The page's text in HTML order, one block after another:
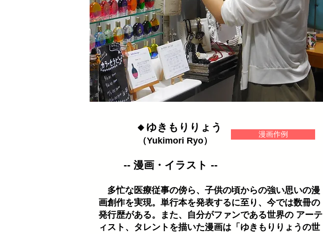
🔸ゆきもりりょう
（Yukimori Ryo）
-- 漫画・イラスト --
多忙な医療従事の傍ら、子供の頃からの強い思いの漫
画創作を実現。単行本を発表するに至り、今では数冊の
発行歴がある。また、自分がファンである世界の アーテ
ィスト、タレントを描いた漫画は「ゆきもりりょうの世
漫画作例